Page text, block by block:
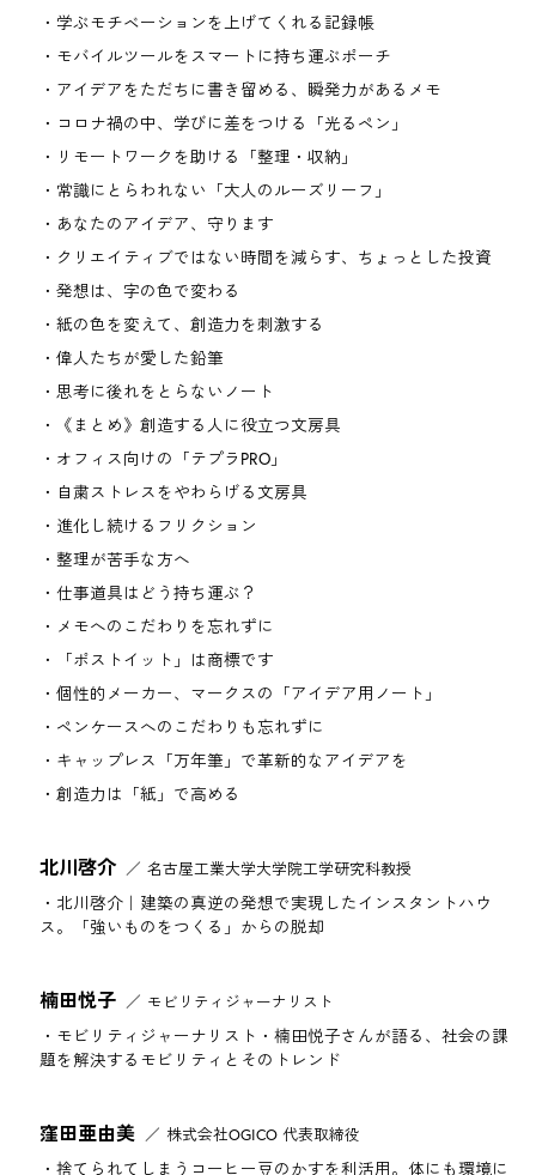
学ぶモチベーションを上げてくれる記録帳
モバイルツールをスマートに持ち運ぶポーチ
アイデアをただちに書き留める、瞬発力があるメモ
コロナ禍の中、学びに差をつける「光るペン」
リモートワークを助ける「整理・収納」
常識にとらわれない「大人のルーズリーフ」
あなたのアイデア、守ります
クリエイティブではない時間を減らす、ちょっとした投資
発想は、字の色で変わる
紙の色を変えて、創造力を刺激する
偉人たちが愛した鉛筆
思考に後れをとらないノート
《まとめ》創造する人に役立つ文房具
オフィス向けの「テプラPRO」
自粛ストレスをやわらげる文房具
進化し続けるフリクション
整理が苦手な方へ
仕事道具はどう持ち運ぶ？
メモへのこだわりを忘れずに
「ポストイット」は商標です
個性的メーカー、マークスの「アイデア用ノート」
ペンケースへのこだわりも忘れずに
キャップレス「万年筆」で革新的なアイデアを
創造力は「紙」で高める
北川啓介
名古屋工業大学大学院工学研究科教授
北川啓介｜建築の真逆の発想で実現したインスタントハウ
ス。「強いものをつくる」からの脱却
楠田悦子
モビリティジャーナリスト
モビリティジャーナリスト・楠田悦子さんが語る、社会の課
題を解決するモビリティとそのトレンド
窪田亜由美
株式会社OGICO 代表取締役
捨てられてしまうコーヒー豆のかすを利活用。体にも環境に